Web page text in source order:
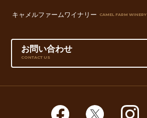
キャメルファームワイナリー CAMEL FARM WINERY
お問い合わせ
CONTACT US